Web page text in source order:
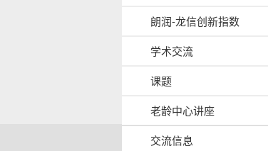
朗润-龙信创新指数
学术交流
课题
老龄中心讲座
交流信息